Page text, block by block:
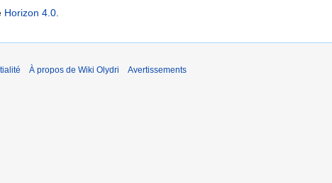
Horizon 4.0
À propos de Wiki Olydri Avertissements